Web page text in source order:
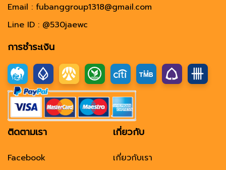
Email : fubanggroup1318@gmail.com
Line ID : @530jaewc
การชำระเงิน
ติดตามเรา
Facebook
เกี่ยวกับ
เกี่ยวกับเรา